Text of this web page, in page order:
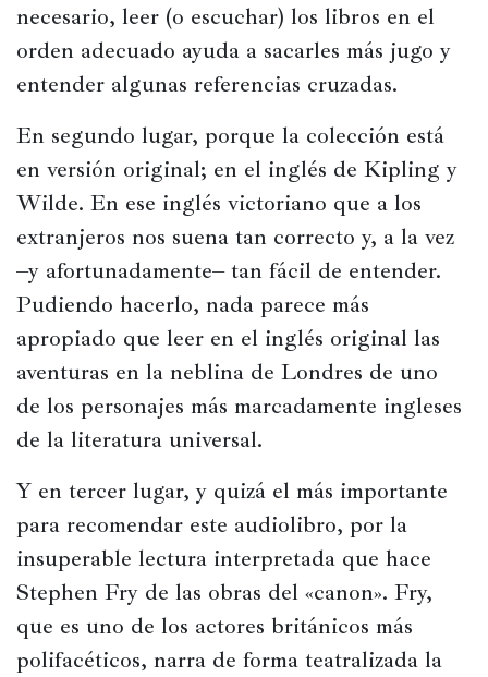
necesario, leer (o escuchar) los libros en el
orden adecuado ayuda a sacarles más jugo y
entender algunas referencias cruzadas.
En segundo lugar, porque la colección está
en versión original; en el inglés de Kipling y
Wilde. En ese inglés victoriano que a los
extranjeros nos suena tan correcto y, a la vez
–y afortunadamente– tan fácil de entender.
Pudiendo hacerlo, nada parece más
apropiado que leer en el inglés original las
aventuras en la neblina de Londres de uno
de los personajes más marcadamente ingleses
de la literatura universal.
Y en tercer lugar, y quizá el más importante
para recomendar este audiolibro, por la
insuperable lectura interpretada que hace
Stephen Fry de las obras del «canon». Fry,
que es uno de los actores británicos más
polifacéticos, narra de forma teatralizada la